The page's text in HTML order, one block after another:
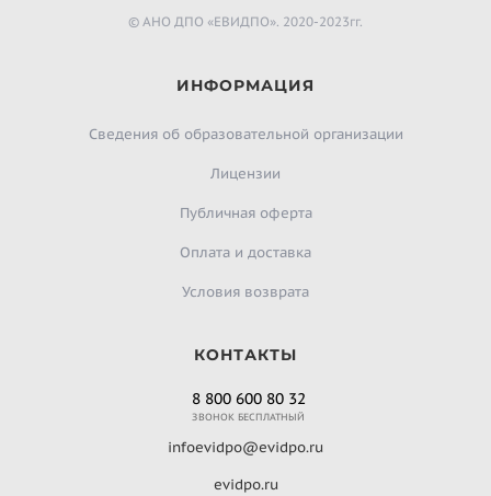
© АНО ДПО «ЕВИДПО». 2020-2023гг.
ИНФОРМАЦИЯ
Сведения об образовательной организации
Лицензии
Публичная оферта
Оплата и доставка
Условия возврата
КОНТАКТЫ
8 800 600 80 32
ЗВОНОК БЕСПЛАТНЫЙ
infoevidpo@evidpo.ru
evidpo.ru